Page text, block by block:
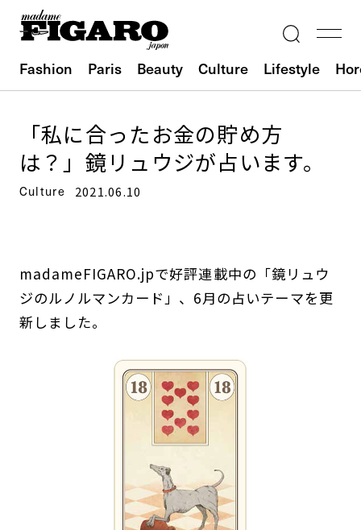
Fashion Paris Beauty Culture Lifestyle
「私に合ったお金の貯め方
は？」鏡リュウジが占います。
Culture 2021.06.10
madameFIGARO.jpで好評連載中の「鏡リュウ
ジのルノルマンカード」、6月の占いテーマを更
新しました。